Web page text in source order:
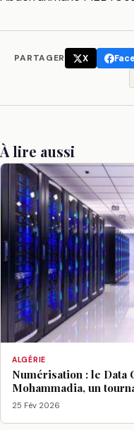
PARTAGER X
À lire aussi
ALGÉRIE
Numérisation : le
Mohammadia, un
25 Fév 2026